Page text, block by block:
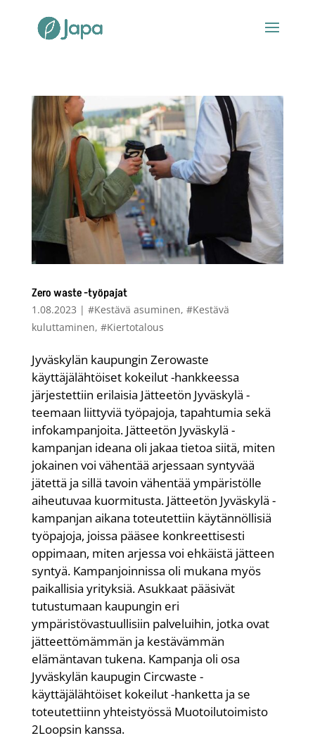
Zero waste -työpajat
1.08.2023 | #Kestävä asuminen, #Kestävä
kuluttaminen, #Kiertotalous
Jyväskylän kaupungin Zerowaste
käyttäjälähtöiset kokeilut -hankkeessa
järjestettiin erilaisia Jätteetön Jyväskylä -
teemaan liittyviä työpajoja, tapahtumia sekä
infokampanjoita. Jätteetön Jyväskylä -
kampanjan ideana oli jakaa tietoa siitä, miten
jokainen voi vähentää arjessaan syntyvää
jätettä ja sillä tavoin vähentää ympäristölle
aiheutuvaa kuormitusta. Jätteetön Jyväskylä -
kampanjan aikana toteutettiin käytännöllisiä
työpajoja, joissa pääsee konkreettisesti
oppimaan, miten arjessa voi ehkäistä jätteen
syntyä. Kampanjoinnissa oli mukana myös
paikallisia yrityksiä. Asukkaat pääsivät
tutustumaan kaupungin eri
ympäristövastuullisiin palveluihin, jotka ovat
jätteettömämmän ja kestävämmän
elämäntavan tukena. Kampanja oli osa
Jyväskylän kaupugin Circwaste -
käyttäjälähtöiset kokeilut -hanketta ja se
toteutettiinn yhteistyössä Muotoilutoimisto
2Loopsin kanssa.